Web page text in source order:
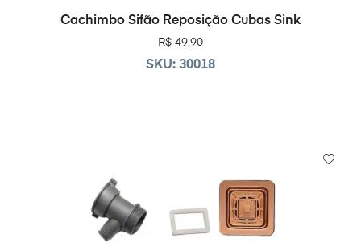
LEIA MAIS
Cachimbo Sifão Reposição Cubas Sink
R$ 49,90
SKU: 30018